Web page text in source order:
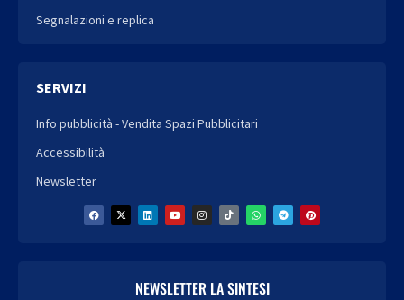
Segnalazioni e replica
SERVIZI
Info pubblicità - Vendita Spazi Pubblicitari
Accessibilità
Newsletter
NEWSLETTER LA SINTESI